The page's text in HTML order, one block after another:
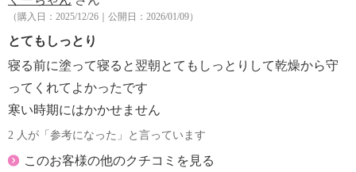
（購入日：2025/12/26｜公開日：2026/01/09）
とてもしっとり
寝る前に塗って寝ると翌朝とてもしっとりして乾燥から守
ってくれてよかったです
寒い時期にはかかせません
2 人が「参考になった」と言っています
このお客様の他のクチコミを見る